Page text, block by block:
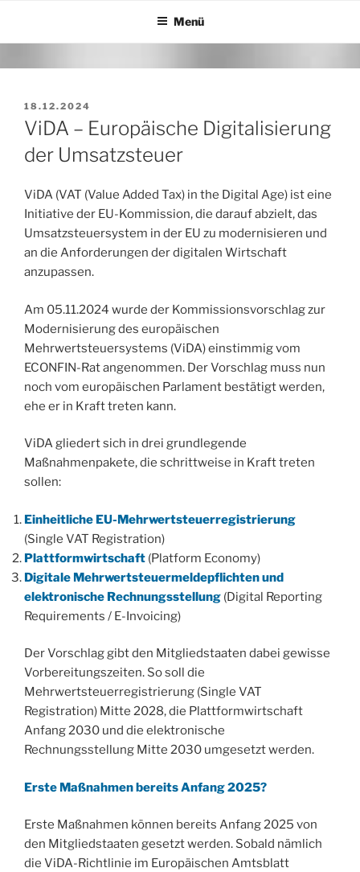
springen
Menü
VERÖFFENTLICHT
AM
18.12.2024
ViDA – Europäische Digitalisierung
der Umsatzsteuer
ViDA (VAT (Value Added Tax) in the Digital Age) ist eine
Initiative der EU-Kommission, die darauf abzielt, das
Umsatzsteuersystem in der EU zu modernisieren und
an die Anforderungen der digitalen Wirtschaft
anzupassen.
Am 05.11.2024 wurde der Kommissionsvorschlag zur
Modernisierung des europäischen
Mehrwertsteuersystems (ViDA) einstimmig vom
ECONFIN-Rat angenommen. Der Vorschlag muss nun
noch vom europäischen Parlament bestätigt werden,
ehe er in Kraft treten kann.
ViDA gliedert sich in drei grundlegende
Maßnahmenpakete, die schrittweise in Kraft treten
sollen:
Einheitliche EU-Mehrwertsteuerregistrierung
(Single VAT Registration)
Plattformwirtschaft (Platform Economy)
Digitale Mehrwertsteuermeldepflichten und
elektronische Rechnungsstellung (Digital Reporting
Requirements / E-Invoicing)
Der Vorschlag gibt den Mitgliedstaaten dabei gewisse
Vorbereitungszeiten. So soll die
Mehrwertsteuerregistrierung (Single VAT
Registration) Mitte 2028, die Plattformwirtschaft
Anfang 2030 und die elektronische
Rechnungsstellung Mitte 2030 umgesetzt werden.
Erste Maßnahmen bereits Anfang 2025?
Erste Maßnahmen können bereits Anfang 2025 von
den Mitgliedstaaten gesetzt werden. Sobald nämlich
die ViDA-Richtlinie im Europäischen Amtsblatt